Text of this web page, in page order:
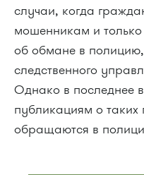
случаи, когда
мошенникам и
об обмане в
следственного
Однако в последнее
публикациям о таких
обращаются в